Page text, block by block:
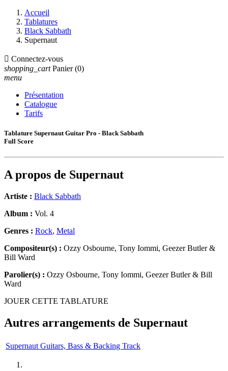
Accueil
Tablatures
Black Sabbath
Supernaut
 Connectez-vous
shopping_cart Panier (0)
menu
Présentation
Catalogue
Tarifs
Tablature Supernaut Guitar Pro - Black Sabbath
Full Score
A propos de Supernaut
Artiste : Black Sabbath
Album : Vol. 4
Genres : Rock, Metal
Compositeur(s) : Ozzy Osbourne, Tony Iommi, Geezer Butler &
Bill Ward
Parolier(s) : Ozzy Osbourne, Tony Iommi, Geezer Butler & Bill
Ward
JOUER CETTE TABLATURE
Autres arrangements de Supernaut
Supernaut Guitars, Bass & Backing Track